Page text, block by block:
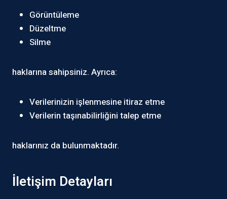
Görüntüleme
Düzeltme
Silme
haklarına sahipsiniz. Ayrıca:
Verilerinizin işlenmesine itiraz etme
Verilerin taşınabilirliğini talep etme
haklarınız da bulunmaktadır.
İletişim Detayları